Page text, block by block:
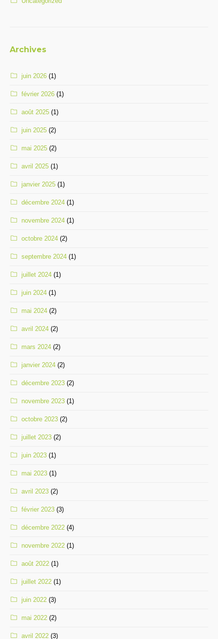
Archives
juin 2026 (1)
février 2026 (1)
août 2025 (1)
juin 2025 (2)
mai 2025 (2)
avril 2025 (1)
janvier 2025 (1)
décembre 2024 (1)
novembre 2024 (1)
octobre 2024 (2)
septembre 2024 (1)
juillet 2024 (1)
juin 2024 (1)
mai 2024 (2)
avril 2024 (2)
mars 2024 (2)
janvier 2024 (2)
décembre 2023 (2)
novembre 2023 (1)
octobre 2023 (2)
juillet 2023 (2)
juin 2023 (1)
mai 2023 (1)
avril 2023 (2)
février 2023 (3)
décembre 2022 (4)
novembre 2022 (1)
août 2022 (1)
juillet 2022 (1)
juin 2022 (3)
mai 2022 (2)
avril 2022 (3)